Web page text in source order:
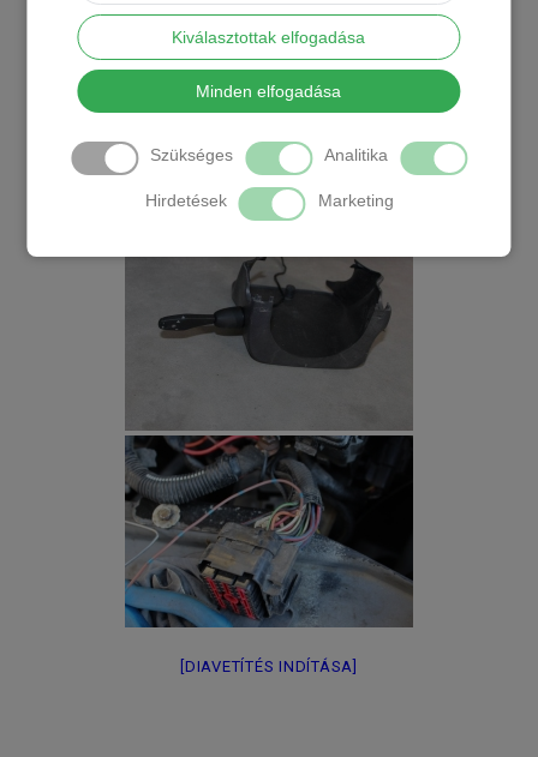
Kiválasztottak elfogadása
Minden elfogadása
Szükséges Analitika
Hirdetések Marketing
[DIAVETÍTÉS INDÍTÁSA]